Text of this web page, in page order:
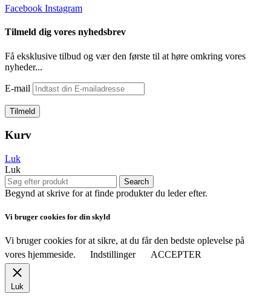
Facebook Instagram
Tilmeld dig vores nyhedsbrev
Få eksklusive tilbud og vær den første til at høre omkring vores
nyheder...
E-mail
Kurv
Luk
Luk
Search
Begynd at skrive for at finde produkter du leder efter.
Vi bruger cookies for din skyld
Vi bruger cookies for at sikre, at du får den bedste oplevelse på
vores hjemmeside.
Indstillinger ACCEPTER
Luk